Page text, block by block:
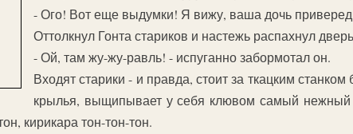
- Ого! Вот еще выдумки! Я вижу, ваша дочь
Оттолкнул Гонта стариков и настежь распахнул
- Ой, там жу-жу-равль! - испуганно забормотал он.
Входят старики - и правда, стоит за ткацким
крылья, выщипывает у себя клювом самый нежный
кирикара тон-тон-тон.